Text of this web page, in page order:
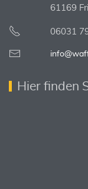
61169
06031
Hier finden